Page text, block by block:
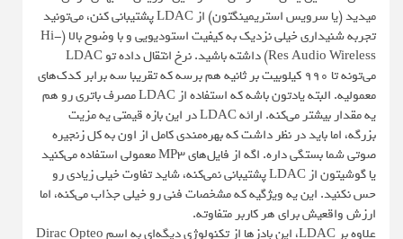
میدید (یا سرویس استریمینگتون) از LDAC پشتیبانی کنن، می‌تونید
تجربه شنیداری خیلی نزدیک به کیفیت استودیویی و با وضوح بالا (Hi-
Res Audio Wireless) داشته باشید. نرخ انتقال داده تو LDAC
می‌تونه تا 990 کیلوبیت بر ثانیه هم برسه که تقریبا سه برابر کدک‌های
معمولیه. البته یادتون باشه که استفاده از LDAC مصرف باتری رو هم
یه مقدار بیشتر می‌کنه. ارائه LDAC در این بازه قیمتی یه مزیت
بزرگه، اما باید در نظر داشت که بهره‌مندی کامل از اون به کل زنجیره
صوتی شما بستگی داره. اگه از فایل‌های MP3 معمولی استفاده می‌کنید
یا گوشیتون از LDAC پشتیبانی نمی‌کنه، شاید تفاوت خیلی زیادی رو
حس نکنید. این یه ویژگیه که مشخصات فنی رو خیلی جذاب می‌کنه، اما
ارزش واقعیش برای هر کاربر متفاوته.
علاوه بر LDAC، این بادزها از تکنولوژی دیگه‌ای به اسم Dirac Opteo